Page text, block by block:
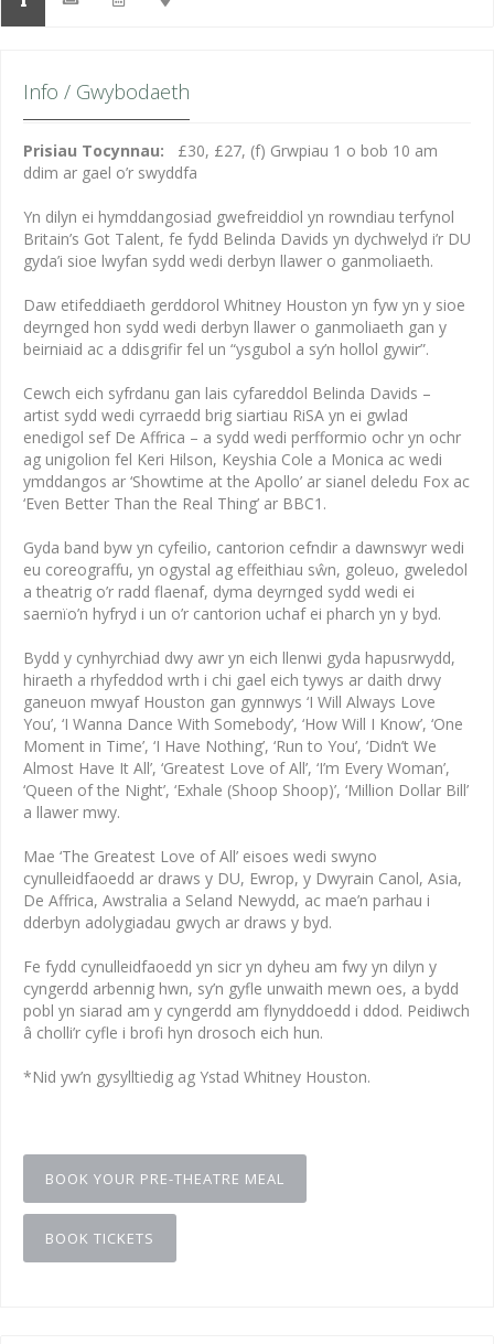
Info / Gwybodaeth
Prisiau Tocynnau: £30, £27, (f) Grwpiau 1 o bob 10 am
ddim ar gael o’r swyddfa
Yn dilyn ei hymddangosiad gwefreiddiol yn rowndiau terfynol
Britain’s Got Talent, fe fydd Belinda Davids yn dychwelyd i’r DU
gyda’i sioe lwyfan sydd wedi derbyn llawer o ganmoliaeth.
Daw etifeddiaeth gerddorol Whitney Houston yn fyw yn y sioe
deyrnged hon sydd wedi derbyn llawer o ganmoliaeth gan y
beirniaid ac a ddisgrifir fel un “ysgubol a sy’n hollol gywir”.
Cewch eich syfrdanu gan lais cyfareddol Belinda Davids –
artist sydd wedi cyrraedd brig siartiau RiSA yn ei gwlad
enedigol sef De Affrica – a sydd wedi perfformio ochr yn ochr
ag unigolion fel Keri Hilson, Keyshia Cole a Monica ac wedi
ymddangos ar ‘Showtime at the Apollo’ ar sianel deledu Fox ac
‘Even Better Than the Real Thing’ ar BBC1.
Gyda band byw yn cyfeilio, cantorion cefndir a dawnswyr wedi
eu coreograffu, yn ogystal ag effeithiau sŵn, goleuo, gweledol
a theatrig o’r radd flaenaf, dyma deyrnged sydd wedi ei
saernïo’n hyfryd i un o’r cantorion uchaf ei pharch yn y byd.
Bydd y cynhyrchiad dwy awr yn eich llenwi gyda hapusrwydd,
hiraeth a rhyfeddod wrth i chi gael eich tywys ar daith drwy
ganeuon mwyaf Houston gan gynnwys ‘I Will Always Love
You’, ‘I Wanna Dance With Somebody’, ‘How Will I Know’, ‘One
Moment in Time’, ‘I Have Nothing’, ‘Run to You’, ‘Didn’t We
Almost Have It All’, ‘Greatest Love of All’, ‘I’m Every Woman’,
‘Queen of the Night’, ‘Exhale (Shoop Shoop)’, ‘Million Dollar Bill’
a llawer mwy.
Mae ‘The Greatest Love of All’ eisoes wedi swyno
cynulleidfaoedd ar draws y DU, Ewrop, y Dwyrain Canol, Asia,
De Affrica, Awstralia a Seland Newydd, ac mae’n parhau i
dderbyn adolygiadau gwych ar draws y byd.
Fe fydd cynulleidfaoedd yn sicr yn dyheu am fwy yn dilyn y
cyngerdd arbennig hwn, sy’n gyfle unwaith mewn oes, a bydd
pobl yn siarad am y cyngerdd am flynyddoedd i ddod. Peidiwch
â cholli’r cyfle i brofi hyn drosoch eich hun.
*Nid yw’n gysylltiedig ag Ystad Whitney Houston.
BOOK YOUR PRE-THEATRE MEAL
BOOK TICKETS